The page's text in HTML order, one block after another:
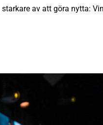
av att göra nytta: